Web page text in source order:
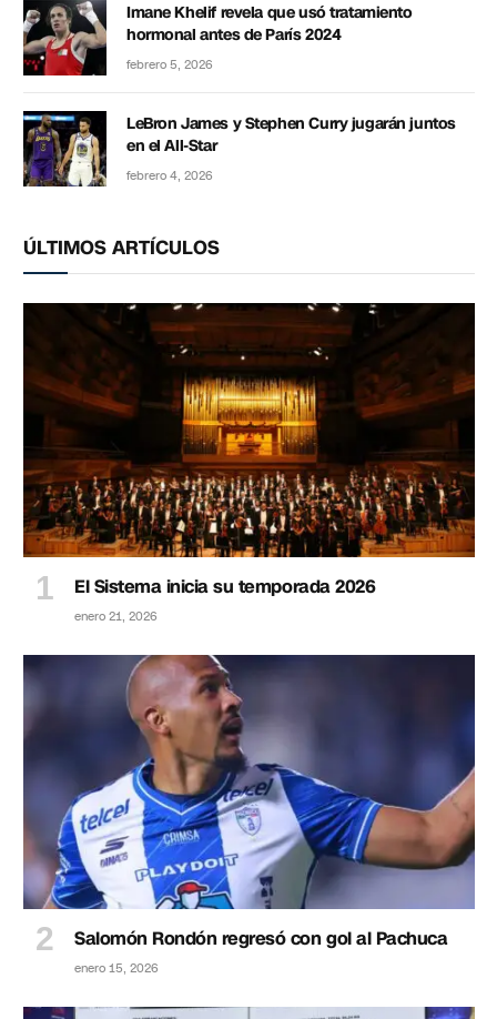
Imane Khelif revela que usó tratamiento
hormonal antes de París 2024
febrero 5, 2026
LeBron James y Stephen Curry jugarán juntos
en el All-Star
febrero 4, 2026
ÚLTIMOS ARTÍCULOS
El Sistema inicia su temporada 2026
enero 21, 2026
Salomón Rondón regresó con gol al Pachuca
enero 15, 2026